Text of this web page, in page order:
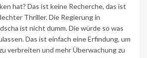
hat? Das ist keine Recherche, das ist
Thriller. Die Regierung in
ist nicht dumm. Die würde so was
Das ist einfach eine Erfindung, um
verbreiten und mehr Überwachung zu